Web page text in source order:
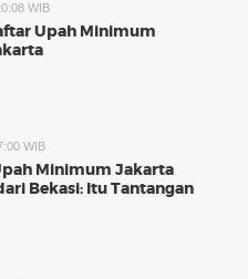
WIB
Upah Minimum
WIB
Minimum Jakarta
Bekasi: Itu Tantangan